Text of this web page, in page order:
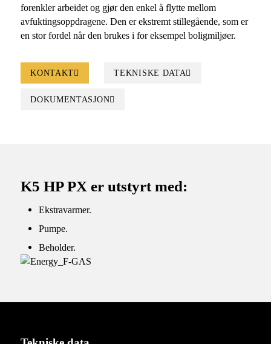
forenkler arbeidet og gjør den enkel å flytte mellom
avfuktingsoppdragene. Den er ekstremt stillegående, som er
en stor fordel når den brukes i for eksempel boligmiljøer.
KONTAKT TEKNISKE DATA
DOKUMENTASJON
K5 HP PX er utstyrt med:
Ekstravarmer.
Pumpe.
Beholder.